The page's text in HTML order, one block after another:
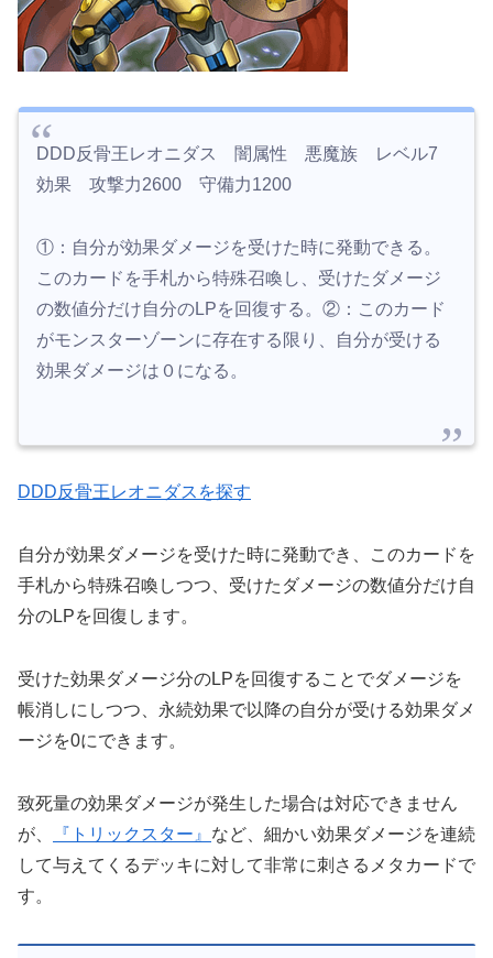
DDD反骨王レオニダス 闇属性 悪魔族 レベル7
効果 攻撃力2600 守備力1200
①：自分が効果ダメージを受けた時に発動できる。
このカードを手札から特殊召喚し、受けたダメージ
の数値分だけ自分のLPを回復する。②：このカード
がモンスターゾーンに存在する限り、自分が受ける
効果ダメージは０になる。
DDD反骨王レオニダスを探す
自分が効果ダメージを受けた時に発動でき、このカードを
手札から特殊召喚しつつ、受けたダメージの数値分だけ自
分のLPを回復します。
受けた効果ダメージ分のLPを回復することでダメージを
帳消しにしつつ、永続効果で以降の自分が受ける効果ダメ
ージを0にできます。
致死量の効果ダメージが発生した場合は対応できません
が、
『トリックスター』 など、細かい効果ダメージを連続
して与えてくるデッキに対して非常に刺さるメタカードで
す。